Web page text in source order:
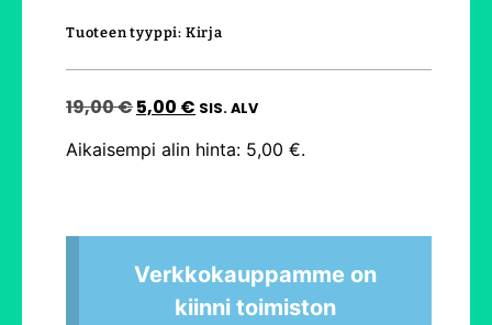
Tuoteen tyyppi: Kirja
19,00€5,00 € SIS. ALV
Aikaisempi alin hinta: 5,00 €.
Verkkokauppamme on
kiinni toimiston